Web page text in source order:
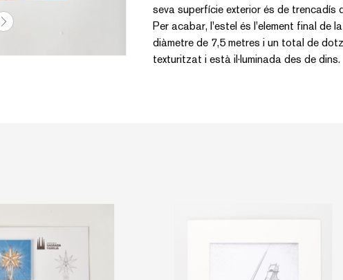
seva superfície exterior és de trencadís
Per acabar, l'estel és l'element final de
diàmetre de 7,5 metres i un total de
texturitzat i està il·luminada des de dins.